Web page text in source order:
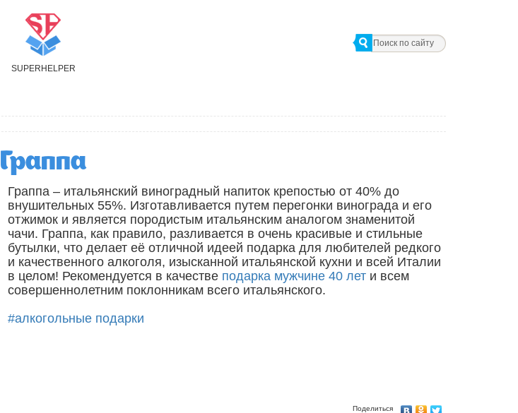
SUPER H ELPER
Граппа
Граппа – итальянский виноградный напиток крепостью от 40% до
внушительных 55%. Изготавливается путем перегонки винограда и его
отжимок и является породистым итальянским аналогом знаменитой
чачи. Граппа, как правило, разливается в очень красивые и стильные
бутылки, что делает её отличной идеей подарка для любителей редкого
и качественного алкоголя, изысканной итальянской кухни и всей Италии
в целом! Рекомендуется в качестве подарка мужчине 40 лет и всем
совершеннолетним поклонникам всего итальянского.
#алкогольные подарки
Поделиться